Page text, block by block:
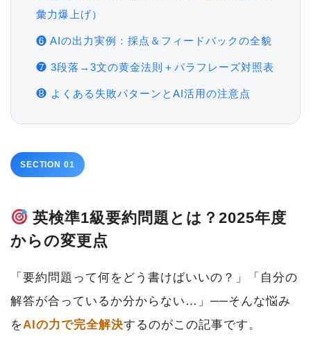
彙力爆上げ）
❻ AIの出力実例：採点＆フィードバックの全貌
❼ 3段落→3文の黄金法則＋パラフレーズ対照表
❽ よくある失敗パターンとAI活用の注意点
SECTION 01
英検準1級要約問題とは？2025年度
からの変更点
「要約問題って何をどう書けばいいの？」「自分の
解答が合っているか分からない…」──そんな悩み
をAIの力で完全解決するのがこの記事です。